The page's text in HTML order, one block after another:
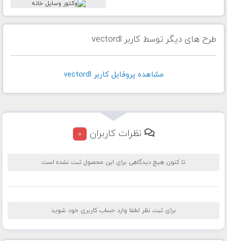
طرح های دیگر توسط کاربر vectordl
مشاهده پروفايل کاربر vectordl
نظرات کاربران 0
تا کنون هیچ دیدگاهی برای این محصول ثبت نشده است
برای ثبت نظر لطفا وارد حساب کاربری خود شوید